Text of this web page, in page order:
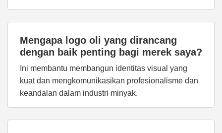
Mengapa logo oli yang dirancang
dengan baik penting bagi merek saya?
Ini membantu membangun identitas visual yang
kuat dan mengkomunikasikan profesionalisme dan
keandalan dalam industri minyak.